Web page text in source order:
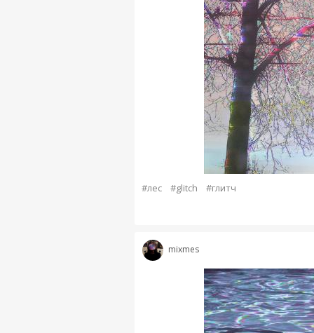
#лес #glitch #глитч
mixmes